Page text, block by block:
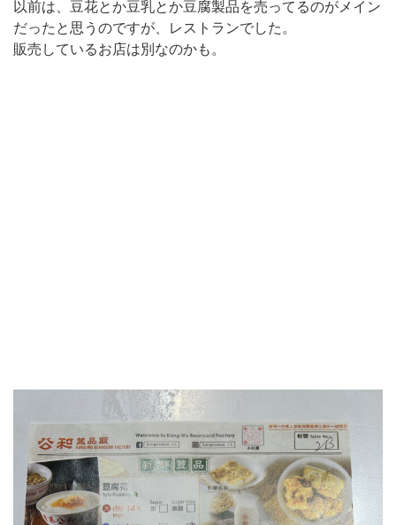
以前は、豆花とか豆乳とか豆腐製品を売ってるのがメイン
だったと思うのですが、レストランでした。
販売しているお店は別なのかも。